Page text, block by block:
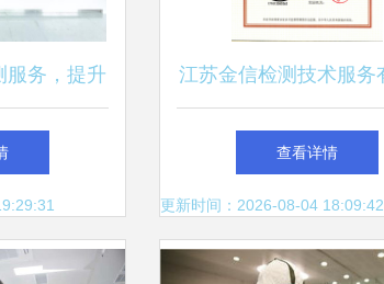
服务，提升
——浙江省
式提供检
侧记
江苏金信检测技术服务
司 专业检验检测服务
先锋
查看详情
更新时间：2026-08-04 18:09:42